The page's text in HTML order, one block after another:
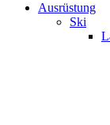
Ausrüstung
Ski